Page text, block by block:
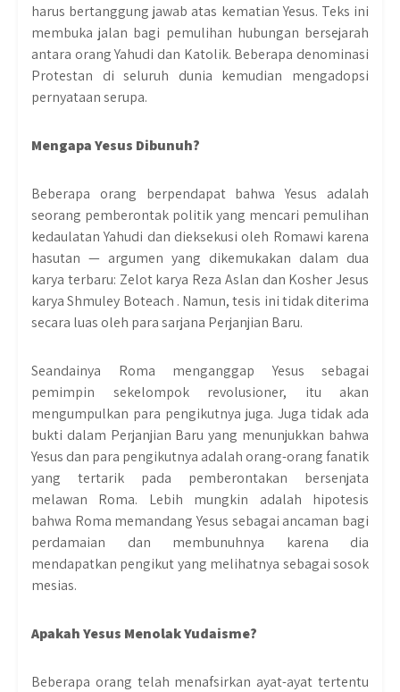
harus bertanggung jawab atas kematian Yesus. Teks ini
membuka jalan bagi pemulihan hubungan bersejarah
antara orang Yahudi dan Katolik. Beberapa denominasi
Protestan di seluruh dunia kemudian mengadopsi
pernyataan serupa.
Mengapa Yesus Dibunuh?
Beberapa orang berpendapat bahwa Yesus adalah
seorang pemberontak politik yang mencari pemulihan
kedaulatan Yahudi dan dieksekusi oleh Romawi karena
hasutan — argumen yang dikemukakan dalam dua
karya terbaru: Zelot karya Reza Aslan dan Kosher Jesus
karya Shmuley Boteach . Namun, tesis ini tidak diterima
secara luas oleh para sarjana Perjanjian Baru.
Seandainya Roma menganggap Yesus sebagai
pemimpin sekelompok revolusioner, itu akan
mengumpulkan para pengikutnya juga. Juga tidak ada
bukti dalam Perjanjian Baru yang menunjukkan bahwa
Yesus dan para pengikutnya adalah orang-orang fanatik
yang tertarik pada pemberontakan bersenjata
melawan Roma. Lebih mungkin adalah hipotesis
bahwa Roma memandang Yesus sebagai ancaman bagi
perdamaian dan membunuhnya karena dia
mendapatkan pengikut yang melihatnya sebagai sosok
mesias.
Apakah Yesus Menolak Yudaisme?
Beberapa orang telah menafsirkan ayat-ayat tertentu